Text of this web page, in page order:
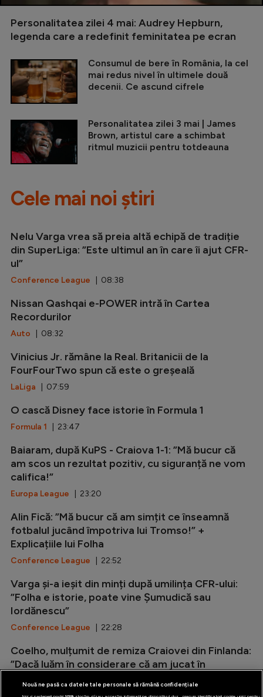
Personalitatea zilei 4 mai: Audrey Hepburn,
legenda care a redefinit feminitatea pe ecran
Consumul de bere în România, la cel
mai redus nivel în ultimele două
decenii. Ce ascund cifrele
Personalitatea zilei 3 mai | James
Brown, artistul care a schimbat
ritmul muzicii pentru totdeauna
Cele mai noi știri
Nelu Varga vrea să preia altă echipă de tradiție
din SuperLiga: ”Este ultimul an în care îi ajut CFR-
ul”
Conference League | 08:38
Nissan Qashqai e-POWER intră în Cartea
Recordurilor
Auto | 08:32
Vinicius Jr. rămâne la Real. Britanicii de la
FourFourTwo spun că este o greșeală
LaLiga | 07:59
O cască Disney face istorie în Formula 1
Formula 1 | 23:47
Baiaram, după KuPS - Craiova 1-1: ”Mă bucur că
am scos un rezultat pozitiv, cu siguranță ne vom
califica!”
Europa League | 23:20
Alin Fică: ”Mă bucur că am simțit ce înseamnă
fotbalul jucând împotriva lui Tromso!” +
Explicațiile lui Folha
Conference League | 22:52
Varga și-a ieșit din minți după umilința CFR-ului:
”Folha e istorie, poate vine Șumudică sau
Iordănescu”
Conference League | 22:28
Coelho, mulțumit de remiza Craiovei din Finlanda:
”Dacă luăm în considerare că am jucat în
Europa League| 22:04
Nouă ne pasă ca datele tale personale să rămână confidențiale